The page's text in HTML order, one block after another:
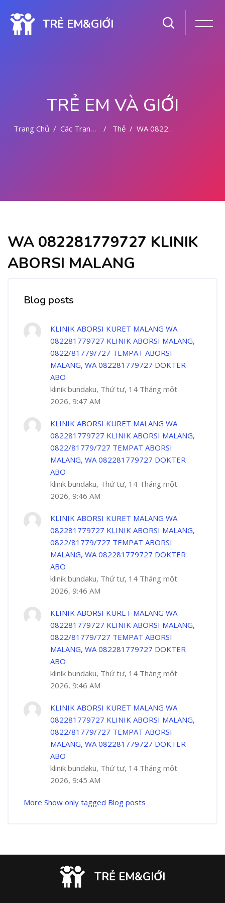
TRẺ EM&GIỚI
TRẺ EM VÀ GIỚI
Trang Chủ Các Trang Của Hệ Thống Thẻ WA 082281779727 KLINIK ABORSI MALANG
WA 082281779727 KLINIK
ABORSI MALANG
Blog posts
KLINIK ABORSI KURET MALANG WA
082281779727 KLINIK ABORSI MALANG,
0822/81779/727 TEMPAT ABORSI
MALANG, WA 082281779727 DOKTER
ABO
klinik bundaku, Thứ tư, 14 Tháng một
2026, 9:47 AM
KLINIK ABORSI KURET MALANG WA
082281779727 KLINIK ABORSI MALANG,
0822/81779/727 TEMPAT ABORSI
MALANG, WA 082281779727 DOKTER
ABO
klinik bundaku, Thứ tư, 14 Tháng một
2026, 9:46 AM
KLINIK ABORSI KURET MALANG WA
082281779727 KLINIK ABORSI MALANG,
0822/81779/727 TEMPAT ABORSI
MALANG, WA 082281779727 DOKTER
ABO
klinik bundaku, Thứ tư, 14 Tháng một
2026, 9:46 AM
KLINIK ABORSI KURET MALANG WA
082281779727 KLINIK ABORSI MALANG,
0822/81779/727 TEMPAT ABORSI
MALANG, WA 082281779727 DOKTER
ABO
klinik bundaku, Thứ tư, 14 Tháng một
2026, 9:46 AM
KLINIK ABORSI KURET MALANG WA
082281779727 KLINIK ABORSI MALANG,
0822/81779/727 TEMPAT ABORSI
MALANG, WA 082281779727 DOKTER
ABO
klinik bundaku, Thứ tư, 14 Tháng một
2026, 9:45 AM
More Show only tagged Blog posts
TRẺ EM&GIỚI